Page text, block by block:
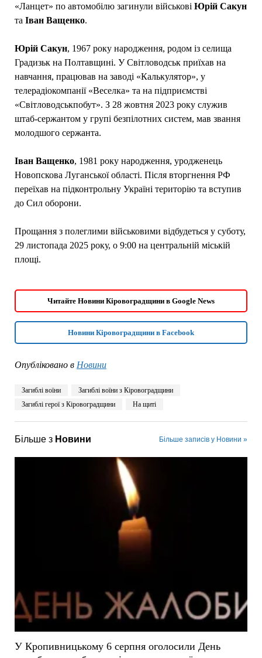
«Ланцет» по автомобілю загинули військові Юрій Сакун
та Іван Ващенко.
Юрій Сакун, 1967 року народження, родом із селища
Градизьк на Полтавщині. У Світловодськ приїхав на
навчання, працював на заводі «Калькулятор», у
телерадіокомпанії «Веселка» та на підприємстві
«Світловодськпобут». З 28 жовтня 2023 року служив
штаб-сержантом у групі безпілотних систем, мав звання
молодшого сержанта.
Іван Ващенко, 1981 року народження, уродженець
Новопскова Луганської області. Після вторгнення РФ
переїхав на підконтрольну Україні територію та вступив
до Сил оборони.
Прощання з полеглими військовими відбудеться у суботу,
29 листопада 2025 року, о 9:00 на центральній міській
площі.
Читайте Новини Кіровоградщини в Google News
Новини Кіровоградщини в Facebook
Опубліковано в Новини
Загиблі воїни
Загиблі воїни з Кіровоградщини
Загиблі герої з Кіровоградщини
На щиті
Більше з Новини Більше записів у Новини »
У Кропивницькому 6 серпня оголосили День